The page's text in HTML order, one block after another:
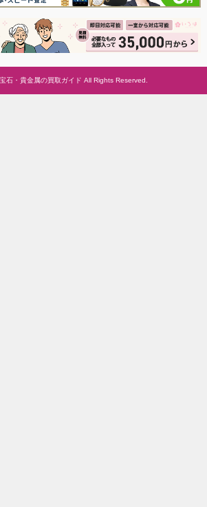
宝石・貴金属の買取ガイド All Rights Reserved.